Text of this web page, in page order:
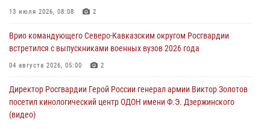
Рэпер ST посетил раненых росгвардейцев в Главном военном
07 августа 2026, 11:18 2
В Ставрополе офицеры Росгвардии стали участниками пресс-
07 августа 2026, 11:00
13 июля 2026, 08:08 2
Врио командующего Северо-Кавказским округом Росгвардии
встретился с выпускниками военных вузов 2026 года
04 августа 2026, 05:00 2
Директор Росгвардии Герой России генерал армии Виктор Золотов
посетил кинологический центр ОДОН имени Ф.Э. Дзержинского
(видео)